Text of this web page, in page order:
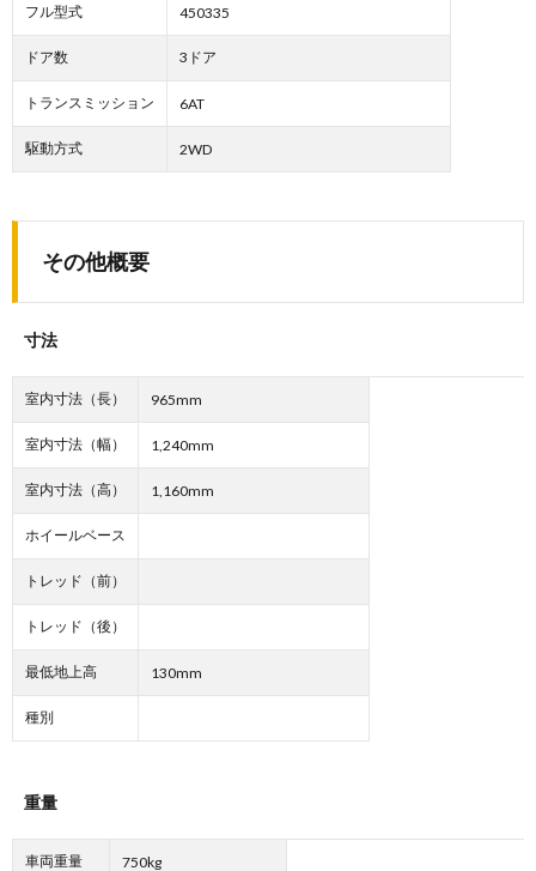
フル型式 450335
ドア数 3ドア
トランスミッション 6AT
駆動方式 2WD
その他概要
寸法
室内寸法（長） 965mm
室内寸法（幅） 1,240mm
室内寸法（高） 1,160mm
ホイールベース
トレッド（前）
トレッド（後）
最低地上高 130mm
種別
重量
車両重量 750kg